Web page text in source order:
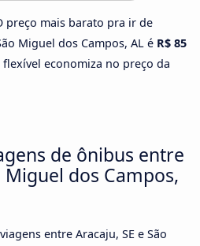
preço mais barato pra ir de
Miguel dos Campos, AL é R$ 85
flexível economiza no preço da
de ônibus entre
Miguel dos Campos,
entre Aracaju, SE e São